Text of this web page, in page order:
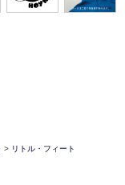
> リトル・フィート